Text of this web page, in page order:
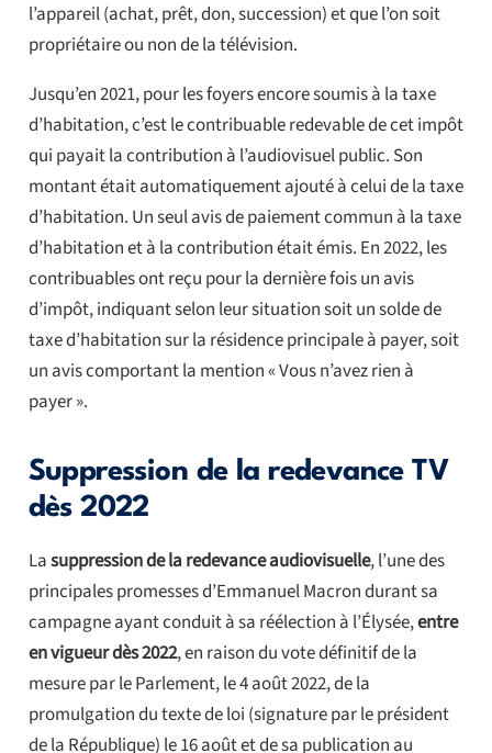
l’appareil (achat, prêt, don, succession) et que l’on soit
propriétaire ou non de la télévision.
Jusqu’en 2021, pour les foyers encore soumis à la taxe
d’habitation, c’est le contribuable redevable de cet impôt
qui payait la contribution à l’audiovisuel public. Son
montant était automatiquement ajouté à celui de la taxe
d’habitation. Un seul avis de paiement commun à la taxe
d’habitation et à la contribution était émis. En 2022, les
contribuables ont reçu pour la dernière fois un avis
d’impôt, indiquant selon leur situation soit un solde de
taxe d’habitation sur la résidence principale à payer, soit
un avis comportant la mention « Vous n’avez rien à
payer ».
Suppression de la redevance TV
dès 2022
Lasuppression de la redevance audiovisuelle, l’une des
principales promesses d’Emmanuel Macron durant sa
campagne ayant conduit à sa réélection à l’Élysée,entre
en vigueur dès 2022, en raison du vote définitif de la
mesure par le Parlement, le 4 août 2022, de la
promulgation du texte de loi (signature par le président
de la République) le 16 août et de sa publication au